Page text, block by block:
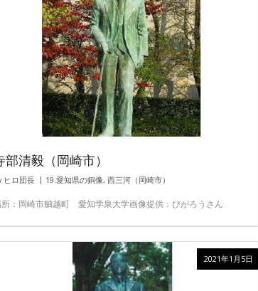
部清毅（岡崎市）
ヒロ団長 19.愛知県の銅像, 西三河（岡崎市）
：岡崎市舳越町 愛知学泉大学画像提供：びがろうさん
2021年1月5日